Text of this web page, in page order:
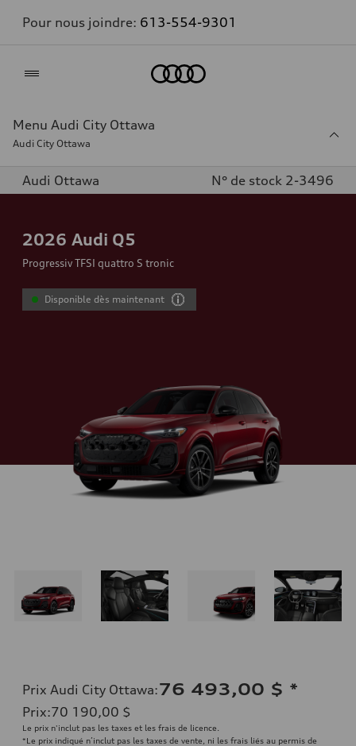
Pour nous joindre: 613-554-9301
Menu Audi City Ottawa
Audi City Ottawa
Audi Ottawa N° de stock 2-3496
2026 Audi Q5
Progressiv TFSI quattro S tronic
Disponible dès maintenant
Prix Audi City Ottawa:76 493,00 $ *
Prix:70 190,00 $
Le prix n'inclut pas les taxes et les frais de licence.
*Le prix indiqué n’inclut pas les taxes de vente, ni les frais liés au permis de